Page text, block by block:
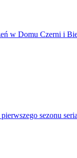
w Domu Czerni i
sezonu